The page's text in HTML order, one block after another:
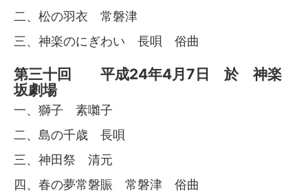
二、松の羽衣 常磐津
三、神楽のにぎわい 長唄 俗曲
第三十回 平成24年4月7日 於 神楽
坂劇場
一、獅子 素囃子
二、島の千歳 長唄
三、神田祭 清元
四、春の夢常磐賑 常磐津 俗曲